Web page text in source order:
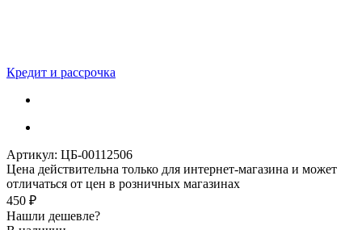
Кредит и рассрочка
Артикул: ЦБ-00112506
Цена действительна только для интернет-магазина и может
отличаться от цен в розничных магазинах
450 ₽
Нашли дешевле?